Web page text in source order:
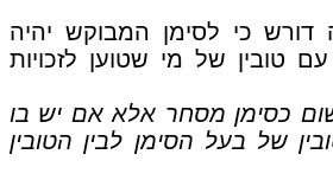
דורש כי לסימן המבוקש יהיה
טובין של מי שטוען לזכויות
כסימן מסחר אלא אם יש בו
של בעל הסימן לבין הטובין